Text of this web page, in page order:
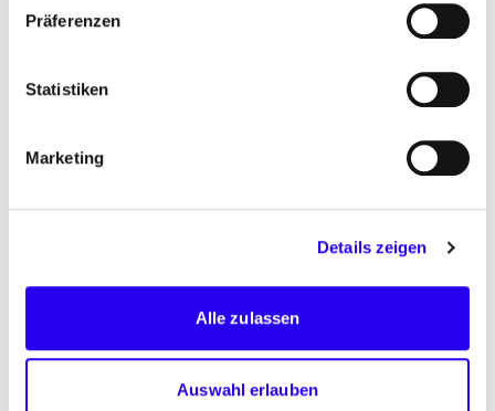
Präferenzen
Statistiken
Marketing
Details zeigen
Alle zulassen
Auswahl erlauben
Klimaabkommen. 2023 wurde eine nationale
Im Auftrag der Bundesregierung unterstützt die
Klimapolitik. Dies umfasst die Beratung zur
Gesetzgebung, die Erarbeitung von Instrumenten
und Maßnahmen sowie die Realisierung konkreter